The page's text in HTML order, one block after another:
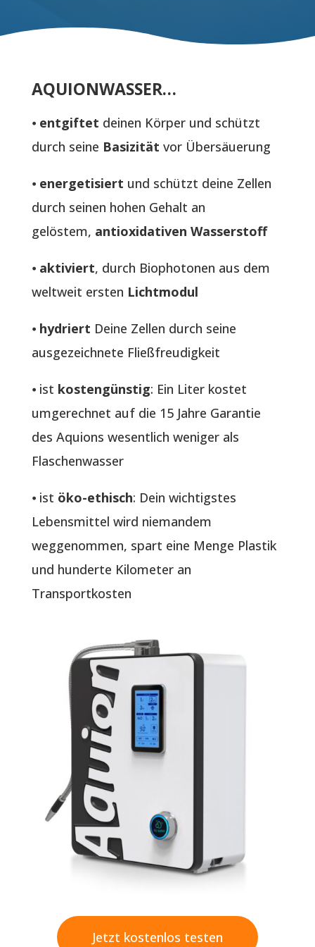
AQUIONWASSER…
⦁ entgiftet deinen Körper und schützt
durch seine Basizität vor Übersäuerung
⦁ energetisiert und schützt deine Zellen
durch seinen hohen Gehalt an
gelöstem, antioxidativen Wasserstoff
⦁ aktiviert, durch Biophotonen aus dem
weltweit ersten Lichtmodul
⦁ hydriert Deine Zellen durch seine
ausgezeichnete Fließfreudigkeit
⦁ ist kostengünstig: Ein Liter kostet
umgerechnet auf die 15 Jahre Garantie
des Aquions wesentlich weniger als
Flaschenwasser
⦁ ist öko-ethisch: Dein wichtigstes
Lebensmittel wird niemandem
weggenommen, spart eine Menge Plastik
und hunderte Kilometer an
Transportkosten
Jetzt kostenlos testen